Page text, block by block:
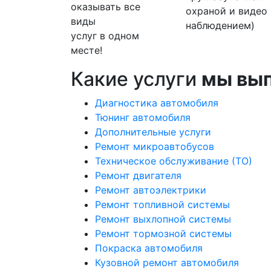
оказывать все
виды
услуг в одном
месте!
охраной и видео
наблюдением)
Какие услуги мы
Диагностика автомобиля
Тюнинг автомобиля
Дополнительные услуги
Ремонт микроавтобусов
Техническое обслуживание (ТО)
Ремонт двигателя
Ремонт автоэлектрики
Ремонт топливной системы
Ремонт выхлопной системы
Ремонт тормозной системы
Покраска автомобиля
Кузовной ремонт автомобиля